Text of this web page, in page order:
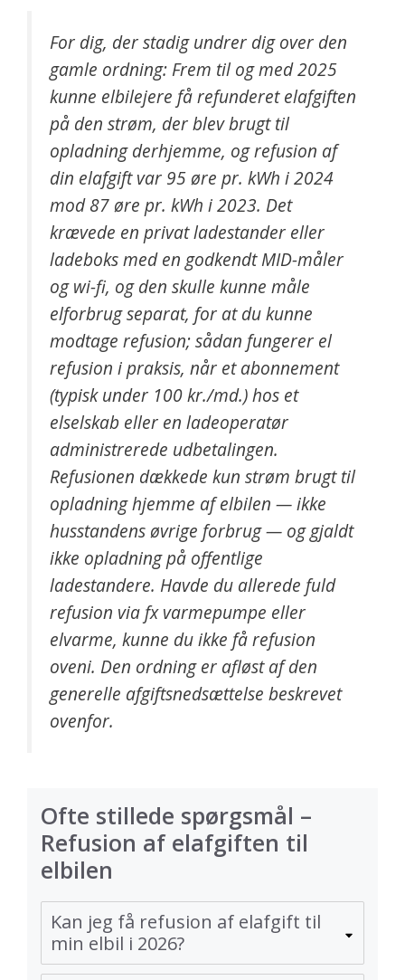
For dig, der stadig undrer dig over den
gamle ordning: Frem til og med 2025
kunne elbilejere få refunderet elafgiften
på den strøm, der blev brugt til
opladning derhjemme, og refusion af
din elafgift var 95 øre pr. kWh i 2024
mod 87 øre pr. kWh i 2023. Det
krævede en privat ladestander eller
ladeboks med en godkendt MID-måler
og wi-fi, og den skulle kunne måle
elforbrug separat, for at du kunne
modtage refusion; sådan fungerer el
refusion i praksis, når et abonnement
(typisk under 100 kr./md.) hos et
elselskab eller en ladeoperatør
administrerede udbetalingen.
Refusionen dækkede kun strøm brugt til
opladning hjemme af elbilen — ikke
husstandens øvrige forbrug — og gjaldt
ikke opladning på offentlige
ladestandere. Havde du allerede fuld
refusion via fx varmepumpe eller
elvarme, kunne du ikke få refusion
oveni. Den ordning er afløst af den
generelle afgiftsnedsættelse beskrevet
ovenfor.
Ofte stillede spørgsmål –
Refusion af elafgiften til
elbilen
Kan jeg få refusion af elafgift til
min elbil i 2026?